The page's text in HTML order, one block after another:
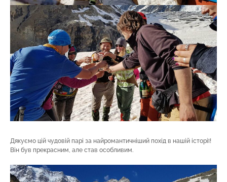
Дякуємо цій чудовій парі за найромантичніший похід в нашій історії!
Він був прекрасним, але став особливим.